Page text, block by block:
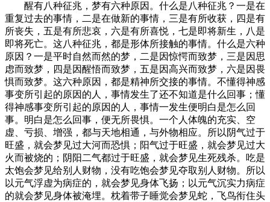
醒有八种征兆，梦有六种原因。什么是八种征兆？一是在
重复过去的事情，二是在做新的事情，三是有所收获，四是有
所丧失，五是有所悲哀，六是有所喜悦，七是即将新生，八是
即将死亡。这八种征兆，都是形体所接触的事情。什么是六种
原因？一是平时自然而然的梦，二是因惊愕而致梦，三是因思
虑而致梦，四是因醒悟而致梦，五是因高兴而致梦，六是因畏
惧而致梦。这六种原因，都是精神所交接的事情。不懂得神感
事变所引起的原因的人，事情发生了还不知道是什么回事；懂
得神感事变所引起的原因的人，事情一发生便明白是怎么回
事。明白是怎么回事，便无所畏惧。一个人体魄的充实、空
虚、亏损、增强，都与天地相通，与外物相应。所以阴气过于
旺盛，就会梦见过大河而恐惧；阳气过于旺盛，就会梦见过大
火而被烧的；阴阳二气都过于旺盛，就会梦见生死残杀。吃是
太饱会梦见给别人财物，没有吃饱会梦见夺取别人财物。所以
以元气浮虚为病症的，就会梦见身体飞扬；以元气沉实力病症
的就会梦见身体被淹埋。枕着带子睡觉会梦见蛇，飞鸟衔住头